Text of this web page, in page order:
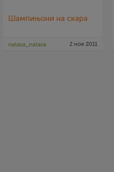
Шампињони на скара
natasa_natasa 2 ное 2011